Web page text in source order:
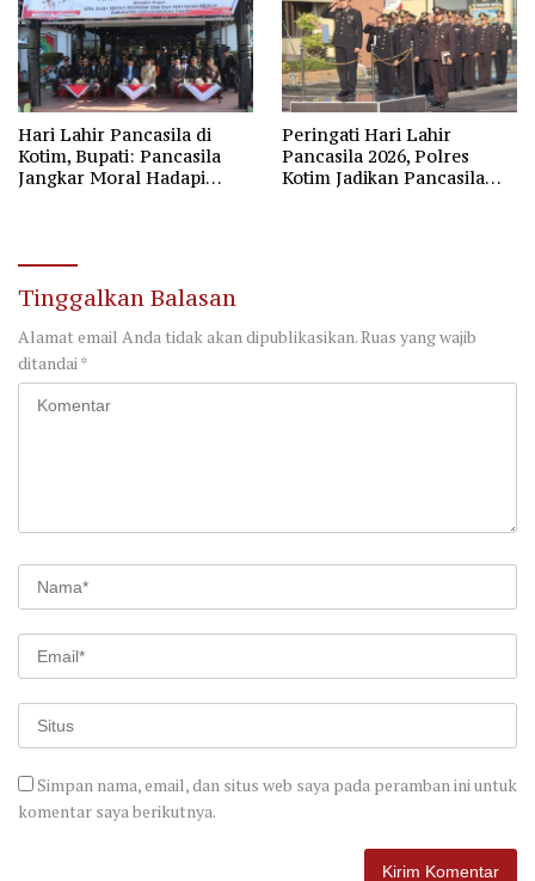
Hari Lahir Pancasila di
Kotim, Bupati: Pancasila
Jangkar Moral Hadapi
Peringati Hari Lahir
Pancasila 2026, Polres
Kotim Jadikan Pancasila
Tinggalkan Balasan
Alamat email Anda tidak akan dipublikasikan.Ruas yang wajib
ditandai*
Simpan nama, email, dan situs web saya pada peramban ini untuk
komentar saya berikutnya.